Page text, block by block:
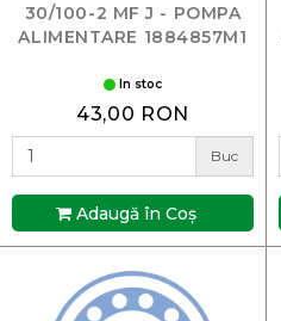
30/100-2 MF J - POMPA
ALIMENTARE 1884857M1
In stoc
43,00 RON
Buc
Adaugă în Coş